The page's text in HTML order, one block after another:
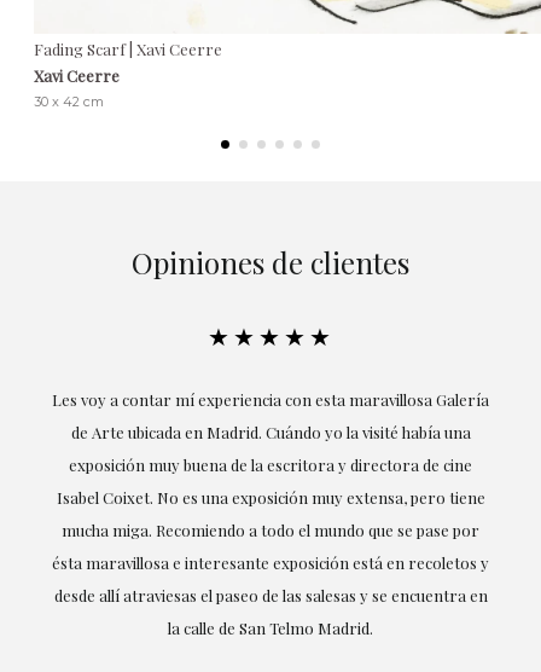
Fading Scarf | Xavi Ceerre
Xavi Ceerre
30 x 42 cm
Opiniones de clientes
★★★★★
Les voy a contar mí experiencia con esta maravillosa Galería
de Arte ubicada en Madrid. Cuándo yo la visité había una
exposición muy buena de la escritora y directora de cine
Isabel Coixet. No es una exposición muy extensa, pero tiene
mucha miga. Recomiendo a todo el mundo que se pase por
ésta maravillosa e interesante exposición está en recoletos y
desde allí atraviesas el paseo de las salesas y se encuentra en
la calle de San Telmo Madrid.